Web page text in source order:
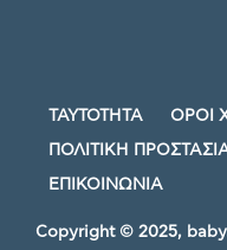
ΤΑΥΤΟΤΗΤΑ ΟΡΟΙ
ΠΟΛΙΤΙΚΗ
ΕΠΙΚΟΙΝΩΝΙΑ
Copyright © 2025,